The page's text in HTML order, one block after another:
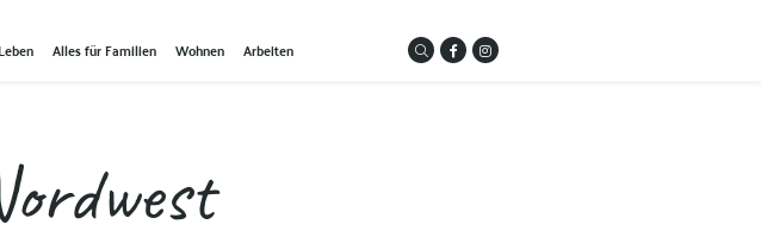
Leben Alles für Familien Wohnen Arbeiten